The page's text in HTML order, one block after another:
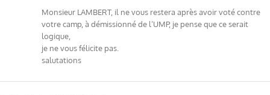
Monsieur LAMBERT, il ne vous restera après avoir voté contre
votre camp, à démissionné de l’UMP, je pense que ce serait
logique,
je ne vous félicite pas.
salutations